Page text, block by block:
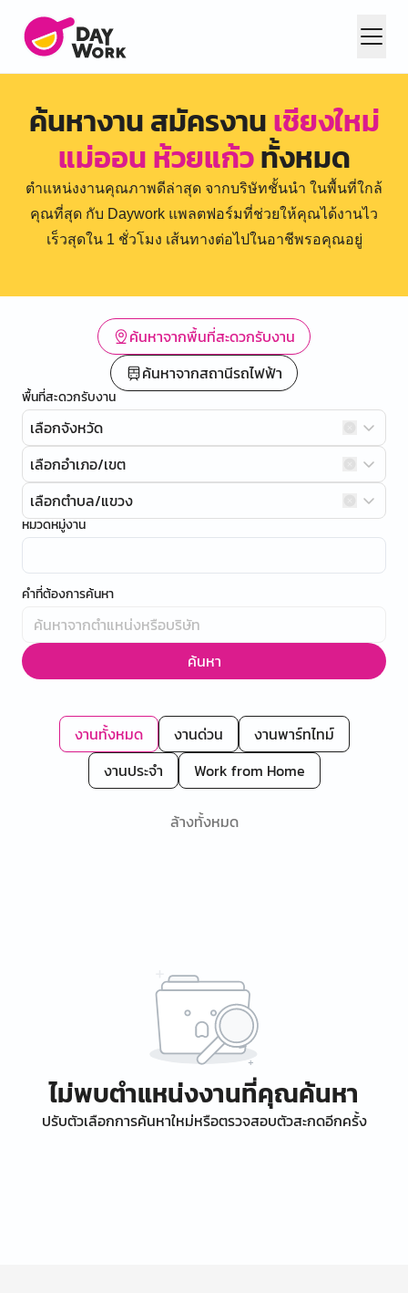
ค้นหางาน สมัครงานเชียงใหม่
แม่ออน ห้วยแก้วทั้งหมด
ตำแหน่งงานคุณภาพดีล่าสุด จากบริษัทชั้นนำ ในพื้นที่ใกล้
คุณที่สุด กับ Daywork แพลตฟอร์มที่ช่วยให้คุณได้งานไว
เร็วสุดใน 1 ชั่วโมง เส้นทางต่อไปในอาชีพรอคุณอยู่
ค้นหาจากพื้นที่สะดวกรับงาน
ค้นหาจากสถานีรถไฟฟ้า
พื้นที่สะดวกรับงาน
เลือกจังหวัด
เลือกอำเภอ/เขต
เลือกตำบล/แขวง
หมวดหมู่งาน
คำที่ต้องการค้นหา
ค้นหา
งานทั้งหมด งานด่วน
งานพาร์ทไทม์
งานประจำ
Work from Home
ล้างทั้งหมด
ไม่พบตำแหน่งงานที่คุณค้นหา
ปรับตัวเลือกการค้นหาใหม่หรือตรวจสอบตัวสะกดอีกครั้ง